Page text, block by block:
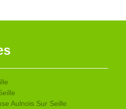
Aulnois Sur Seille